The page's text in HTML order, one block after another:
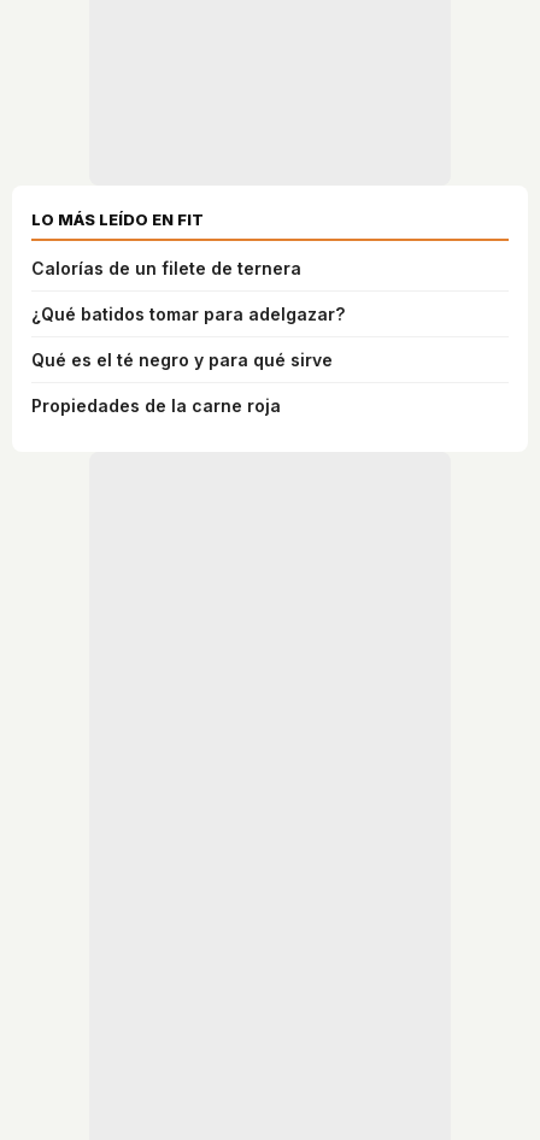
LO MÁS LEÍDO EN FIT
Calorías de un filete de ternera
¿Qué batidos tomar para adelgazar?
Qué es el té negro y para qué sirve
Propiedades de la carne roja